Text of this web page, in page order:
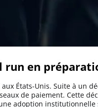
run en
États-Unis. Suite à un
de paiement. Cette
adoption institutionnelle